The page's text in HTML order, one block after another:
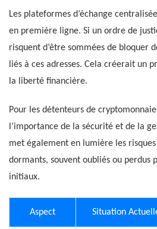
Les plateformes d’échange
en première ligne. Si un ordre de
risquent d’être sommées de bloquer
liés à ces adresses. Cela créerait un
la liberté financière.
Pour les détenteurs de
l’importance de la sécurité et de la
met également en lumière les
dormants, souvent oubliés ou perdus
initiaux.
Aspect Situation